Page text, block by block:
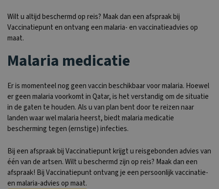
Wilt u altijd beschermd op reis? Maak dan een afspraak bij
Vaccinatiepunt en ontvang een malaria- en vaccinatieadvies op
maat.
Malaria medicatie
Er is momenteel nog geen vaccin beschikbaar voor malaria. Hoewel
er geen malaria voorkomt in Qatar, is het verstandig om de situatie
in de gaten te houden. Als u van plan bent door te reizen naar
landen waar wel malaria heerst, biedt malaria medicatie
bescherming tegen (ernstige) infecties.
Bij een afspraak bij Vaccinatiepunt krijgt u reisgebonden advies van
één van de artsen. Wilt u beschermd zijn op reis? Maak dan een
afspraak! Bij Vaccinatiepunt ontvang je een persoonlijk vaccinatie-
en malaria-advies op maat.